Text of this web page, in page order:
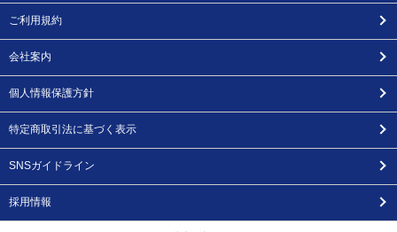
ご利用規約
会社案内
個人情報保護方針
特定商取引法に基づく表示
SNSガイドライン
採用情報